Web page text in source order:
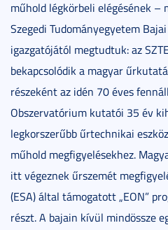
műhold légkörbeli elégésének –
Szegedi Tudományegyetem
igazgatójától megtudtuk: az
bekapcsolódik a magyar
részeként az idén 70 éves
Obszervatórium kutatói 35 év
legkorszerűbb űrtechnikai
műhold megfigyelésekhez.
itt végeznek űrszemét
(ESA) által támogatott „EON”
részt. A bajain kívül mindössze